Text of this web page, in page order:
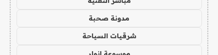
مدونة صحبة
شرقيات السياحة